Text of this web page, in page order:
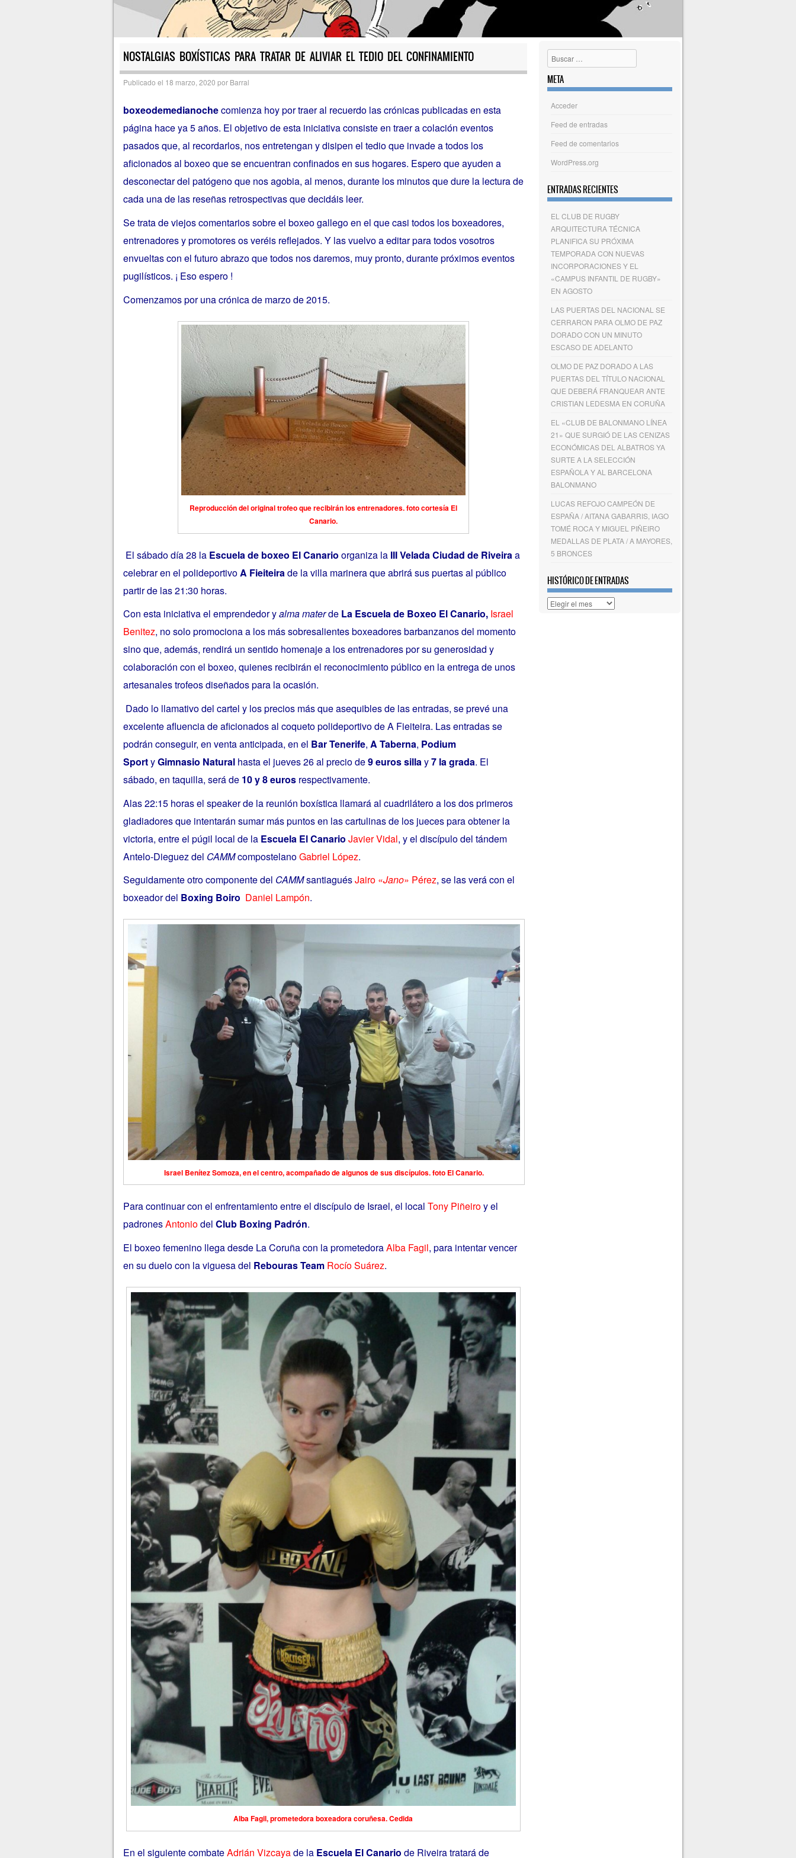
NOSTALGIAS BOXÍSTICAS PARA TRATAR DE ALIVIAR EL TEDIO DEL CONFINAMIENTO
Publicado el 18 marzo, 2020 por Barral
boxeodemedianochecomienza hoy por traer al recuerdo las crónicas publicadas en esta
página hace ya 5 años. El objetivo de esta iniciativa consiste en traer a colación eventos
pasados que, al recordarlos, nos entretengan y disipen el tedio que invade a todos los
aficionados al boxeo que se encuentran confinados en sus hogares. Espero que ayuden a
desconectar del patógeno que nos agobia, al menos, durante los minutos que dure la lectura de
cada una de las reseñas retrospectivas que decidáis leer.
Se trata de viejos comentarios sobre el boxeo gallego en el que casi todos los boxeadores,
entrenadores y promotores os veréis reflejados. Y las vuelvo a editar para todos vosotros
envueltas con el futuro abrazo que todos nos daremos, muy pronto, durante próximos eventos
pugilísticos. ¡ Eso espero !
Comenzamos por una crónica de marzo de 2015.
Reproducción del original trofeo que recibirán los entrenadores. foto cortesía El
Canario.
El sábado día 28 la Escuela de boxeo El Canario organiza la III Velada Ciudad de Riveiraa
celebrar en el polideportivoA Fieiteirade la villa marinera que abrirá sus puertas al público
partir de las 21:30 horas.
Con esta iniciativa el emprendedor yalma materde La Escuela de Boxeo El Canario, Israel
Benitez, no solo promociona a los más sobresalientes boxeadores barbanzanos del momento
sino que, además, rendirá un sentido homenaje a los entrenadores por su generosidad y
colaboración con el boxeo, quienes recibirán el reconocimiento público en la entrega de unos
artesanales trofeos diseñados para la ocasión.
Dado lo llamativo del cartel y los precios más que asequibles de las entradas, se prevé una
excelente afluencia de aficionados al coqueto polideportivo de A Fieiteira. Las entradas se
podrán conseguir, en venta anticipada, en el Bar Tenerife, A Taberna, Podium
SportyGimnasio Naturalhasta el jueves 26 al precio de9 euros sillay7 la grada. El
sábado, en taquilla, será de 10 y 8 eurosrespectivamente.
Alas 22:15 horas el speaker de la reunión boxística llamará al cuadrilátero a los dos primeros
gladiadores que intentarán sumar más puntos en las cartulinas de los jueces para obtener la
victoria, entre el púgil local de la Escuela El Canario Javier Vidal, y el discípulo del tándem
Antelo-Dieguez del CAMMcompostelanoGabriel López.
Seguidamente otro componente del CAMMsantiaguésJairo «Jano» Pérez, se las verá con el
boxeador del Boxing Boiro Daniel Lampón.
Israel Benítez Somoza, en el centro, acompañado de algunos de sus discípulos. foto El Canario.
Para continuar con el enfrentamiento entre el discípulo de Israel, el local Tony Piñeiroy el
padronesAntoniodel Club Boxing Padrón.
El boxeo femenino llega desde La Coruña con la prometedoraAlba Fagil, para intentar vencer
en su duelo con la viguesa del Rebouras Team Rocío Suárez.
Alba Fagil, prometedora boxeadora coruñesa. Cedida
En el siguiente combateAdrián Vizcayade la Escuela El Canario de Riveira tratará de
Buscar
META
Acceder
Feed de entradas
Feed de comentarios
WordPress.org
ENTRADAS RECIENTES
EL CLUB DE RUGBY
ARQUITECTURA TÉCNICA
PLANIFICA SU PRÓXIMA
TEMPORADA CON NUEVAS
INCORPORACIONES Y EL
«CAMPUS INFANTIL DE RUGBY»
EN AGOSTO
LAS PUERTAS DEL NACIONAL SE
CERRARON PARA OLMO DE PAZ
DORADO CON UN MINUTO
ESCASO DE ADELANTO
OLMO DE PAZ DORADO A LAS
PUERTAS DEL TÍTULO NACIONAL
QUE DEBERÁ FRANQUEAR ANTE
CRISTIAN LEDESMA EN CORUÑA
EL «CLUB DE BALONMANO LÍNEA
21» QUE SURGIÓ DE LAS CENIZAS
ECONÓMICAS DEL ALBATROS YA
SURTE A LA SELECCIÓN
ESPAÑOLA Y AL BARCELONA
BALONMANO
LUCAS REFOJO CAMPEÓN DE
ESPAÑA / AITANA GABARRIS, IAGO
TOMÉ ROCA Y MIGUEL PIÑEIRO
MEDALLAS DE PLATA / A MAYORES,
5 BRONCES
HISTÓRICO DE ENTRADAS
Histórico